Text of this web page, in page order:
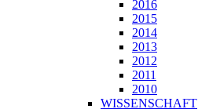
2016
2015
2014
2013
2012
2011
2010
WISSENSCHAFT